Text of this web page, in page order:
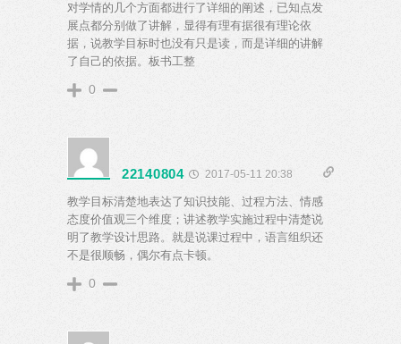
对学情的几个方面都进行了详细的阐述，已知点发
展点都分别做了讲解，显得有理有据很有理论依
据，说教学目标时也没有只是读，而是详细的讲解
了自己的依据。板书工整
0
22140804 2017-05-11 20:38
教学目标清楚地表达了知识技能、过程方法、情感
态度价值观三个维度；讲述教学实施过程中清楚说
明了教学设计思路。就是说课过程中，语言组织还
不是很顺畅，偶尔有点卡顿。
0